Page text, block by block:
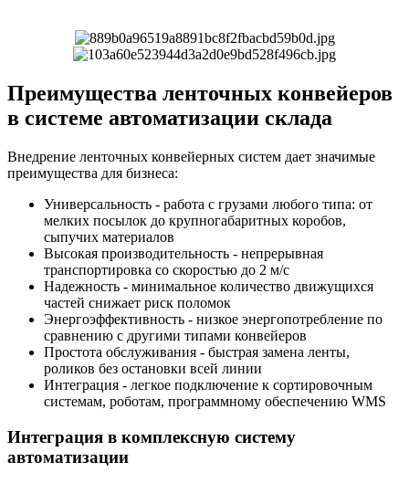
Преимущества ленточных конвейеров
в системе автоматизации склада
Внедрение ленточных конвейерных систем дает значимые
преимущества для бизнеса:
Универсальность - работа с грузами любого типа: от
мелких посылок до крупногабаритных коробов,
сыпучих материалов
Высокая производительность - непрерывная
транспортировка со скоростью до 2 м/с
Надежность - минимальное количество движущихся
частей снижает риск поломок
Энергоэффективность - низкое энергопотребление по
сравнению с другими типами конвейеров
Простота обслуживания - быстрая замена ленты,
роликов без остановки всей линии
Интеграция - легкое подключение к сортировочным
системам, роботам, программному обеспечению WMS
Интеграция в комплексную систему
автоматизации